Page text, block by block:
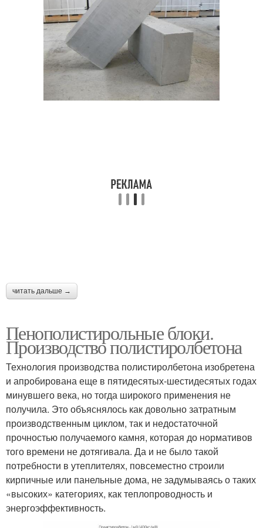
читать дальше →
Пенополистирольные блоки.
Производство полистиролбетона
Технология производства полистиролбетона изобретена
и апробирована еще в пятидесятых-шестидесятых годах
минувшего века, но тогда широкого применения не
получила. Это объяснялось как довольно затратным
производственным циклом, так и недостаточной
прочностью получаемого камня, которая до нормативов
того времени не дотягивала. Да и не было такой
потребности в утеплителях, повсеместно строили
кирпичные или панельные дома, не задумываясь о таких
«высоких» категориях, как теплопроводность и
энергоэффективность.